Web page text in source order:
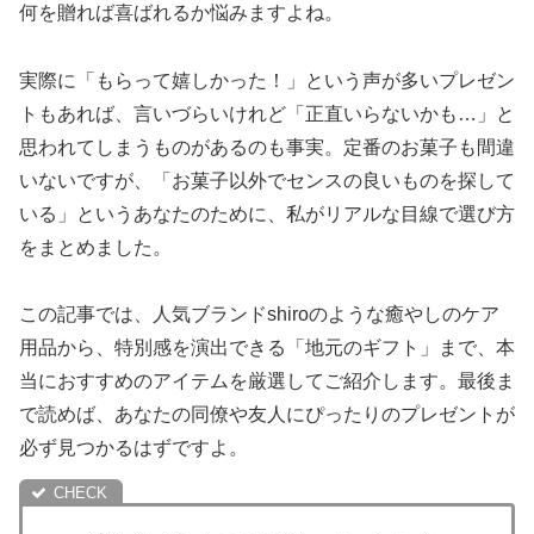
何を贈れば喜ばれるか悩みますよね。
実際に「もらって嬉しかった！」という声が多いプレゼン
トもあれば、言いづらいけれど「正直いらないかも…」と
思われてしまうものがあるのも事実。定番のお菓子も間違
いないですが、「お菓子以外でセンスの良いものを探して
いる」というあなたのために、私がリアルな目線で選び方
をまとめました。
この記事では、人気ブランドshiroのような癒やしのケア
用品から、特別感を演出できる「地元のギフト」まで、本
当におすすめのアイテムを厳選してご紹介します。最後ま
で読めば、あなたの同僚や友人にぴったりのプレゼントが
必ず見つかるはずですよ。